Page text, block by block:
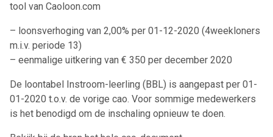
tool van Caoloon.com
– loonsverhoging van 2,00% per 01-12-2020 (4weekloners
m.i.v. periode 13)
– eenmalige uitkering van € 350 per december 2020
De loontabel Instroom-leerling (BBL) is aangepast per 01-
01-2020 t.o.v. de vorige cao. Voor sommige medewerkers
is het benodigd om de inschaling opnieuw te doen.